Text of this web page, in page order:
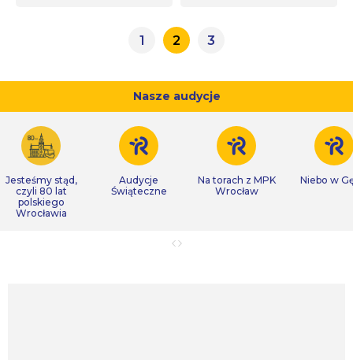
1 2 3
Nasze audycje
Jesteśmy stąd,
czyli 80 lat
polskiego
Wrocławia
Audycje
Świąteczne
Na torach z MPK
Wrocław
Niebo w